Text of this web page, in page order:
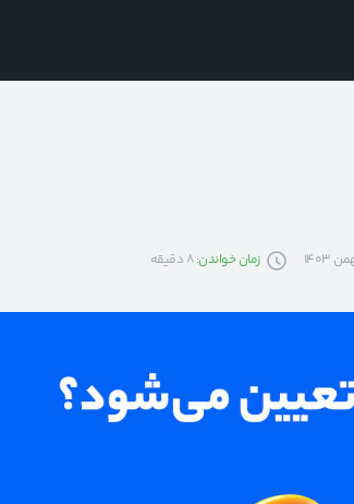
زمان خواندن: 8 دقیقه